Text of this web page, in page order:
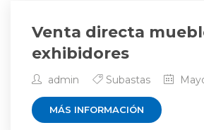
Venta directa
exhibidores
admin Subastas
MÁS INFORMACIÓN